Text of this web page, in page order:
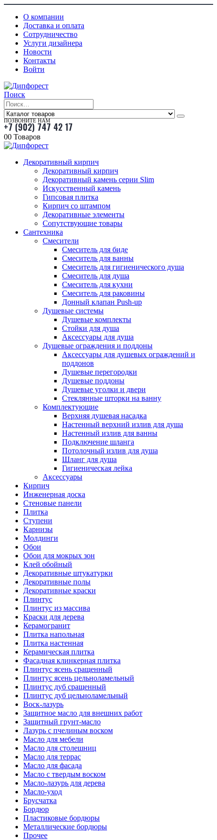
О компании
Доставка и оплата
Сотрудничество
Услуги дизайнера
Новости
Контакты
Войти
Поиск
ПОЗВОНИТЕ НАМ
+7 (902) 747 42 17
00 Товаров
Декоративный кирпич
Декоративный кирпич
Декоративный камень серии Slim
Искусственный камень
Гипсовая плитка
Кирпич со штампом
Декоративные элементы
Сопутствующие товары
Сантехника
Смесители
Смеситель для биде
Смеситель для ванны
Смеситель для гигиенического душа
Смеситель для душа
Смеситель для кухни
Смеситель для раковины
Донный клапан Push-up
Душевые системы
Душевые комплекты
Стойки для душа
Аксессуары для душа
Душевые ограждения и поддоны
Аксессуары для душевых ограждений и
поддонов
Душевые перегородки
Душевые поддоны
Душевые уголки и двери
Стеклянные шторки на ванну
Комплектующие
Верхняя душевая насадка
Настенный верхний излив для душа
Настенный излив для ванны
Подключение шланга
Потолочный излив для душа
Шланг для душа
Гигиеническая лейка
Аксессуары
Кирпич
Инженерная доска
Стеновые панели
Плитка
Ступени
Карнизы
Молдинги
Обои
Обои для мокрых зон
Клей обойный
Декоративные штукатурки
Декоративные полы
Декоративные краски
Плинтус
Плинтус из массива
Краски для дерева
Керамогранит
Плитка напольная
Плитка настенная
Керамическая плитка
Фасадная клинкерная плитка
Плинтус ясень сращенный
Плинтус ясень цельноламельный
Плинтус дуб сращенный
Плинтус дуб цельноламельный
Воск-лазурь
Защитное масло для внешних работ
Защитный грунт-масло
Лазурь с пчелиным воском
Масло для мебели
Масло для столешниц
Масло для террас
Масло для фасада
Масло с твердым воском
Масло-лазурь для дерева
Масло-уход
Брусчатка
Бордюр
Пластиковые бордюры
Металлические бордюры
Прочее